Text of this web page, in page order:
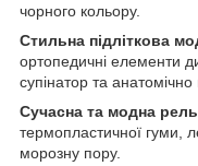
чорного кольору.
Стильна підліткова
ортопедичні елементи
супінатор та анатомічно
Сучасна та модна
термопластичної гуми,
морозну пору.